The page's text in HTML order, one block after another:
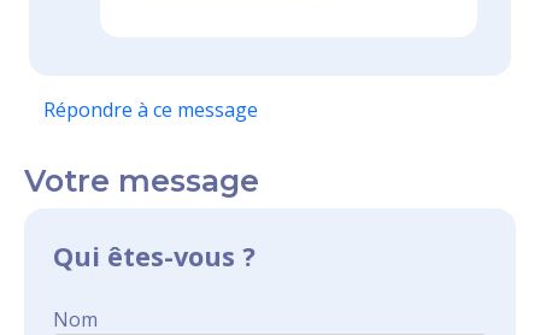
Répondre à ce message
Votre message
Qui êtes-vous ?
Nom